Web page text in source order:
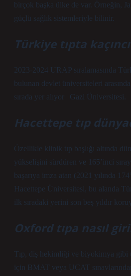
birçok başka ülke de var. Örneğin,
güçlü sağlık sistemleriyle bilinir.
Türkiye tıpta
2023-2024 URAP sıralamasında
bulunan devlet üniversiteleri
sırada yer alıyor | Gazi Üniversitesi.
Hacettepe tıp
Özellikle klinik tıp başlığı altında
yükselişini sürdüren ve 165’inci
başarıya imza atan (2021 yılında
Hacettepe Üniversitesi, bu alanda
ilk sıradaki yerini son beş yıldır
Oxford tıpa nasıl
Tıp, diş hekimliği ve biyokimya gibi
için BMAT veya UCAT